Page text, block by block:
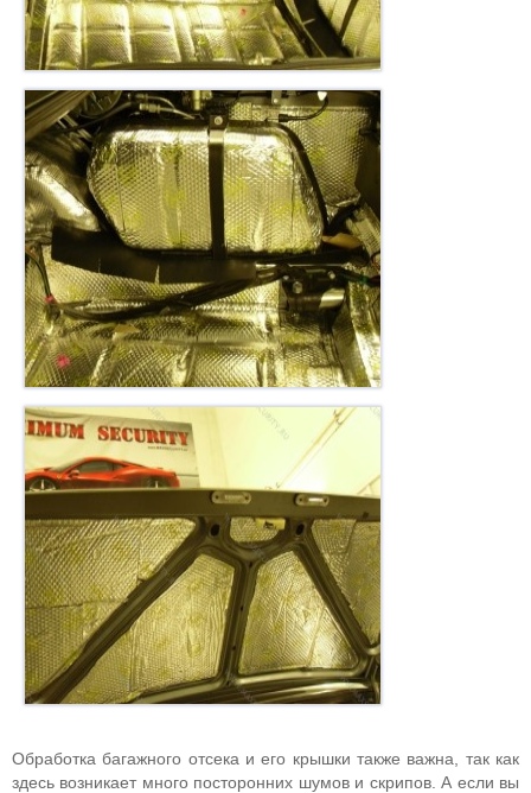
Обработка багажного отсека и его крышки также важна, так как
здесь возникает много посторонних шумов и скрипов. А если вы